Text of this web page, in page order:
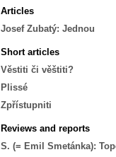
Articles
Josef Zubatý: Jednou
Short articles
Věstiti či věštiti?
Plissé
Zpřístupniti
Reviews and reports
S. (= Emil Smetánka):